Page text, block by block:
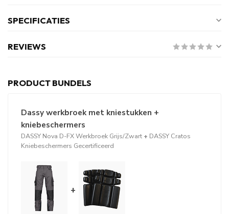
SPECIFICATIES
REVIEWS
PRODUCT BUNDELS
Dassy werkbroek met kniestukken +
kniebeschermers
DASSY Nova D-FX Werkbroek Grijs/Zwart + DASSY Cratos
Kniebeschermers Gecertificeerd
+